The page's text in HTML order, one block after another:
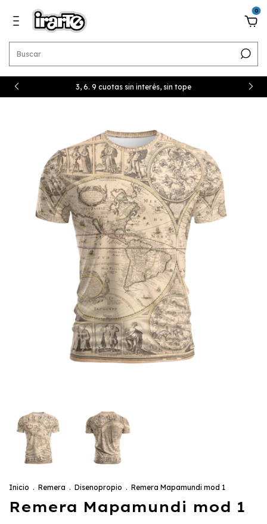
0
3, 6. 9 cuotas sin interés, sin tope
Inicio . Remera . Disenopropio . Remera Mapamundi mod 1
Remera Mapamundi mod 1